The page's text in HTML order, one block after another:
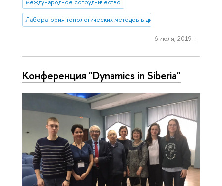
международное сотрудничество
Лаборатория топологических методов в динамике
6 июля, 2019 г.
Конференция "Dynamics in Siberia"